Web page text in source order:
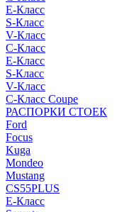
E-Класс
S-Класс
V-Класс
C-Класс
E-Класс
S-Класс
V-Класс
C-Класс Coupe
РАСПОРКИ СТОЕК
Ford
Focus
Kuga
Mondeo
Mustang
CS55PLUS
E-Класс